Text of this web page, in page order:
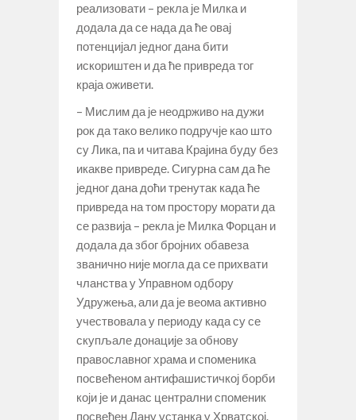
реализовати – рекла је Милка и
додала да се нада да ће овај
потенцијал једног дана бити
искориштен и да ће привреда тог
краја оживети.
– Мислим да је неодрживо на дужи
рок да тако велико подручје као што
су Лика, па и читава Крајина буду без
икакве привреде. Сигурна сам да ће
једног дана доћи тренутак када ће
привреда на том простору морати да
се развија – рекла је Милка Форцан и
додала да због бројних обавеза
званично није могла да се прихвати
чланства у Управном одбору
Удружења, али да је веома активно
учествовала у периоду када су се
скупљале донације за обнову
православног храма и споменика
посвећеном антифашистичкој борби
који је и данас централни споменик
посвећен Дану устанка у Хрватској.